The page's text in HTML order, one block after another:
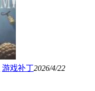
游戏补丁2026/4/22